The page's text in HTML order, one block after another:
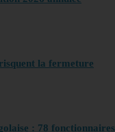
la fermeture
: 78 fonctionnaires